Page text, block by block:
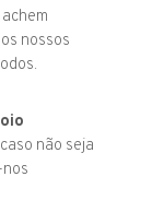
nossos
não seja